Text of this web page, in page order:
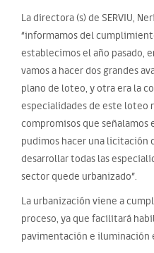
La directora (s) de SERVIU,
“informamos del
establecimos el año pasado,
vamos a hacer dos grandes
plano de loteo, y otra era la
especialidades de este loteo
compromisos que señalamos
pudimos hacer una licitación
desarrollar todas las
sector quede urbanizado”.
La urbanización viene a
proceso, ya que facilitará
pavimentación e iluminación